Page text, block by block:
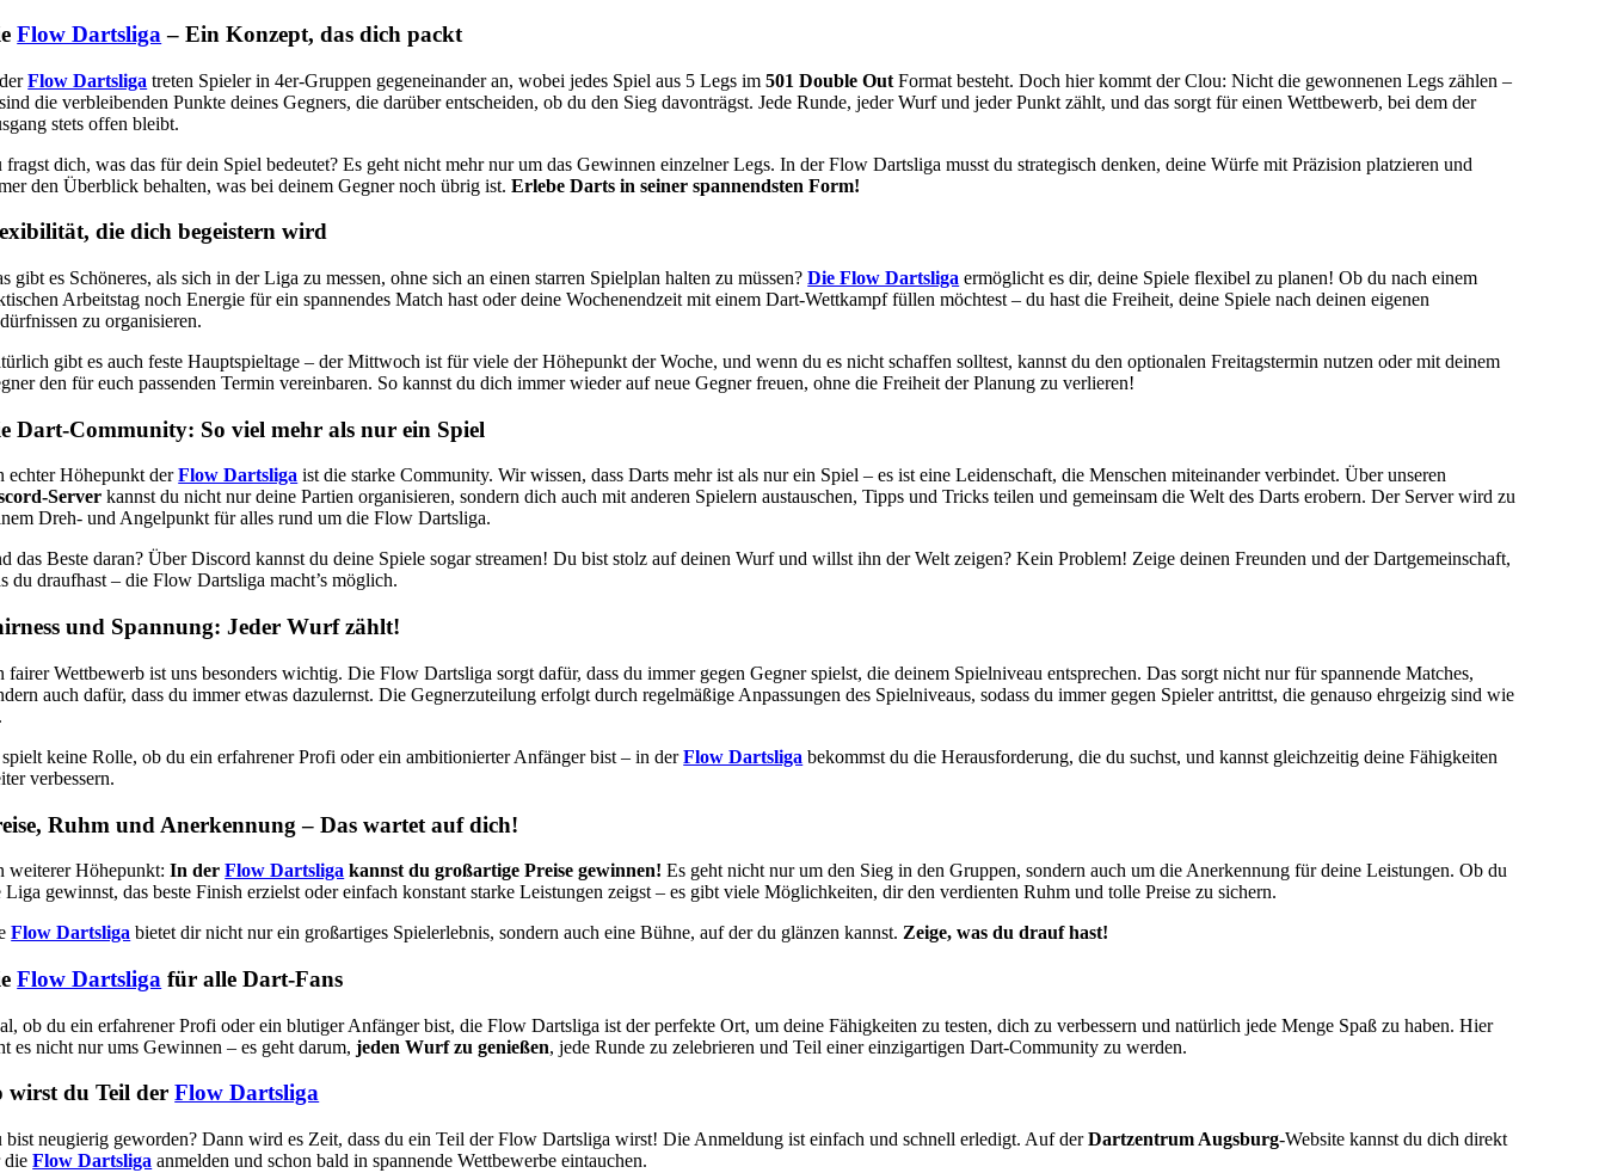
Flow Dartsliga – Ein Konzept, das dich packt
Flow Dartsliga treten Spieler in 4er-Gruppen gegeneinander an, wobei jedes Spiel aus 5 Legs im501 Double Out Format besteht. Doch hier kommt der Clou: Nicht die gewonnenen Legs zählen –
die verbleibenden Punkte deines Gegners, die darüber entscheiden, ob du den Sieg davonträgst. Jede Runde, jeder Wurf und jeder Punkt zählt, und das sorgt für einen Wettbewerb, bei dem der
stets offen bleibt.
fragst dich, was das für dein Spiel bedeutet? Es geht nicht mehr nur um das Gewinnen einzelner Legs. In der Flow Dartsliga musst du strategisch denken, deine Würfe mit Präzision platzieren und
den Überblick behalten, was bei deinem Gegner noch übrig ist.Erlebe Darts in seiner spannendsten Form!
die dich begeistern wird
gibt es Schöneres, als sich in der Liga zu messen, ohne sich an einen starren Spielplan halten zu müssen?Die Flow Dartsliga ermöglicht es dir, deine Spiele flexibel zu planen! Ob du nach einem
Arbeitstag noch Energie für ein spannendes Match hast oder deine Wochenendzeit mit einem Dart-Wettkampf füllen möchtest – du hast die Freiheit, deine Spiele nach deinen eigenen
zu organisieren.
gibt es auch feste Hauptspieltage – der Mittwoch ist für viele der Höhepunkt der Woche, und wenn du es nicht schaffen solltest, kannst du den optionalen Freitagstermin nutzen oder mit deinem
den für euch passenden Termin vereinbaren. So kannst du dich immer wieder auf neue Gegner freuen, ohne die Freiheit der Planung zu verlieren!
Dart-Community: So viel mehr als nur ein Spiel
echter Höhepunkt derFlow Dartsliga ist die starke Community. Wir wissen, dass Darts mehr ist als nur ein Spiel – es ist eine Leidenschaft, die Menschen miteinander verbindet. Über unseren
Server kannst du nicht nur deine Partien organisieren, sondern dich auch mit anderen Spielern austauschen, Tipps und Tricks teilen und gemeinsam die Welt des Darts erobern. Der Server wird zu
Dreh- und Angelpunkt für alles rund um die Flow Dartsliga.
das Beste daran? Über Discord kannst du deine Spiele sogar streamen! Du bist stolz auf deinen Wurf und willst ihn der Welt zeigen? Kein Problem! Zeige deinen Freunden und der Dartgemeinschaft,
du draufhast – die Flow Dartsliga macht’s möglich.
und Spannung: Jeder Wurf zählt!
fairer Wettbewerb ist uns besonders wichtig. Die Flow Dartsliga sorgt dafür, dass du immer gegen Gegner spielst, die deinem Spielniveau entsprechen. Das sorgt nicht nur für spannende Matches,
auch dafür, dass du immer etwas dazulernst. Die Gegnerzuteilung erfolgt durch regelmäßige Anpassungen des Spielniveaus, sodass du immer gegen Spieler antrittst, die genauso ehrgeizig sind wie
spielt keine Rolle, ob du ein erfahrener Profi oder ein ambitionierter Anfänger bist – in derFlow Dartsliga bekommst du die Herausforderung, die du suchst, und kannst gleichzeitig deine Fähigkeiten
verbessern.
Ruhm und Anerkennung – Das wartet auf dich!
weiterer Höhepunkt:In derFlow Dartsliga kannst du großartige Preise gewinnen! Es geht nicht nur um den Sieg in den Gruppen, sondern auch um die Anerkennung für deine Leistungen. Ob du
Liga gewinnst, das beste Finish erzielst oder einfach konstant starke Leistungen zeigst – es gibt viele Möglichkeiten, dir den verdienten Ruhm und tolle Preise zu sichern.
Flow Dartsliga bietet dir nicht nur ein großartiges Spielerlebnis, sondern auch eine Bühne, auf der du glänzen kannst. Zeige, was du drauf hast!
Flow Dartsliga für alle Dart-Fans
ob du ein erfahrener Profi oder ein blutiger Anfänger bist, die Flow Dartsliga ist der perfekte Ort, um deine Fähigkeiten zu testen, dich zu verbessern und natürlich jede Menge Spaß zu haben. Hier
es nicht nur ums Gewinnen – es geht darum,jeden Wurf zu genießen, jede Runde zu zelebrieren und Teil einer einzigartigen Dart-Community zu werden.
wirst du Teil derFlow Dartsliga
bist neugierig geworden? Dann wird es Zeit, dass du ein Teil der Flow Dartsliga wirst! Die Anmeldung ist einfach und schnell erledigt. Auf derDartzentrum Augsburg-Website kannst du dich direkt
dieFlow Dartsliga anmelden und schon bald in spannende Wettbewerbe eintauchen.